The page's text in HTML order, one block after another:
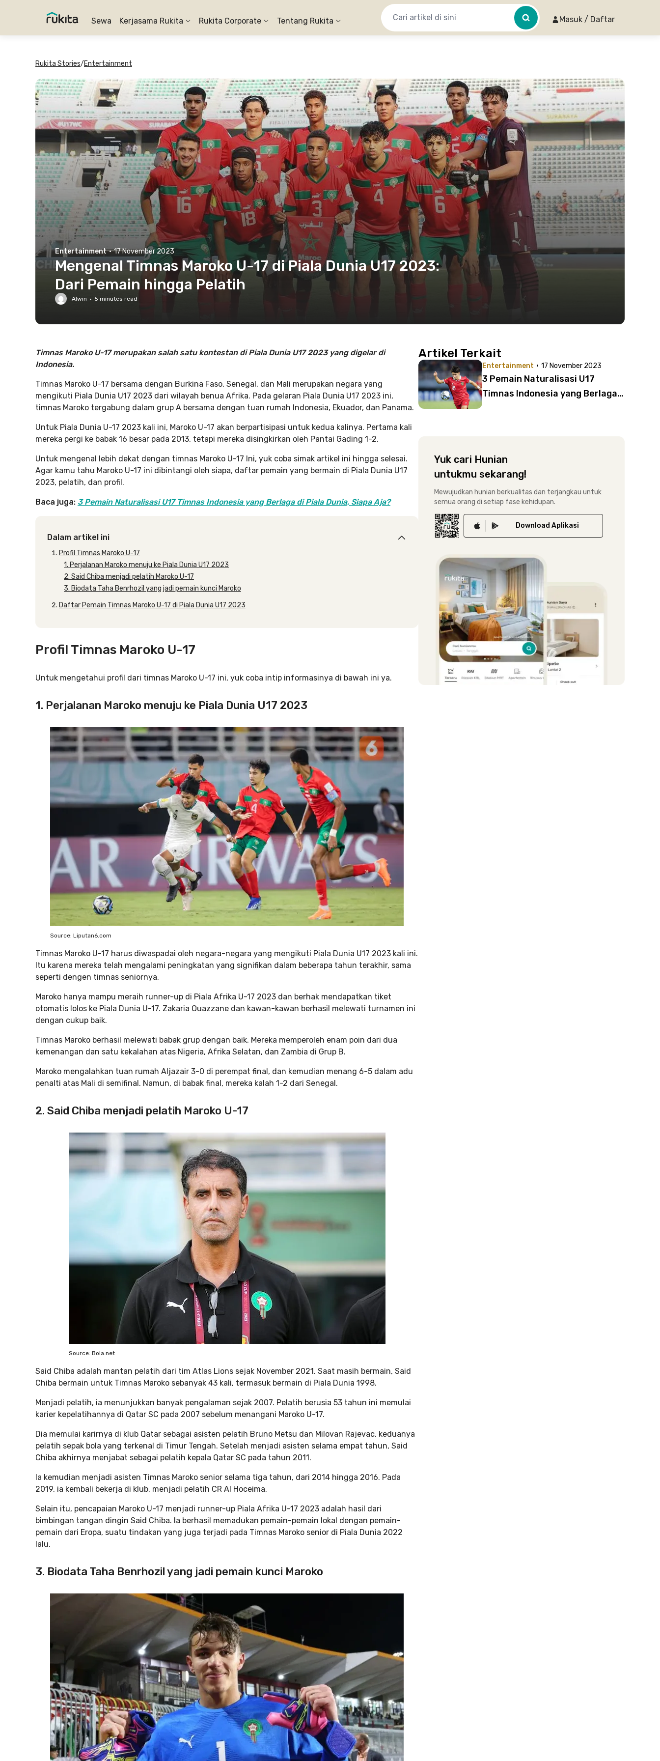
Sewa Kerjasama Rukita Rukita Corporate Tentang Rukita Masuk / Daftar
Rukita Stories/Entertainment
Entertainment · 17 November 2023
Mengenal Timnas Maroko U-17 di Piala Dunia U17 2023:
Dari Pemain hingga Pelatih
Alwin · 5 minutes read
Timnas Maroko U-17 merupakan salah satu kontestan di Piala Dunia U17 2023 yang digelar di
Indonesia.
Timnas Maroko U-17 bersama dengan Burkina Faso, Senegal, dan Mali merupakan negara yang
mengikuti Piala Dunia U17 2023 dari wilayah benua Afrika. Pada gelaran Piala Dunia U17 2023 ini,
timnas Maroko tergabung dalam grup A bersama dengan tuan rumah Indonesia, Ekuador, dan Panama.
Untuk Piala Dunia U-17 2023 kali ini, Maroko U-17 akan berpartisipasi untuk kedua kalinya. Pertama kali
mereka pergi ke babak 16 besar pada 2013, tetapi mereka disingkirkan oleh Pantai Gading 1-2.
Untuk mengenal lebih dekat dengan timnas Maroko U-17 Ini, yuk coba simak artikel ini hingga selesai.
Agar kamu tahu Maroko U-17 ini dibintangi oleh siapa, daftar pemain yang bermain di Piala Dunia U17
2023, pelatih, dan profil.
Baca juga: 3 Pemain Naturalisasi U17 Timnas Indonesia yang Berlaga di Piala Dunia, Siapa Aja?
Dalam artikel ini
Profil Timnas Maroko U-17
1. Perjalanan Maroko menuju ke Piala Dunia U17 2023
2. Said Chiba menjadi pelatih Maroko U-17
3. Biodata Taha Benrhozil yang jadi pemain kunci Maroko
Daftar Pemain Timnas Maroko U-17 di Piala Dunia U17 2023
Profil Timnas Maroko U-17
Untuk mengetahui profil dari timnas Maroko U-17 ini, yuk coba intip informasinya di bawah ini ya.
1. Perjalanan Maroko menuju ke Piala Dunia U17 2023
Source: Liputan6.com
Timnas Maroko U-17 harus diwaspadai oleh negara-negara yang mengikuti Piala Dunia U17 2023 kali ini.
Itu karena mereka telah mengalami peningkatan yang signifikan dalam beberapa tahun terakhir, sama
seperti dengen timnas seniornya.
Maroko hanya mampu meraih runner-up di Piala Afrika U-17 2023 dan berhak mendapatkan tiket
otomatis lolos ke Piala Dunia U-17. Zakaria Ouazzane dan kawan-kawan berhasil melewati turnamen ini
dengan cukup baik.
Timnas Maroko berhasil melewati babak grup dengan baik. Mereka memperoleh enam poin dari dua
kemenangan dan satu kekalahan atas Nigeria, Afrika Selatan, dan Zambia di Grup B.
Maroko mengalahkan tuan rumah Aljazair 3-0 di perempat final, dan kemudian menang 6-5 dalam adu
penalti atas Mali di semifinal. Namun, di babak final, mereka kalah 1-2 dari Senegal.
2. Said Chiba menjadi pelatih Maroko U-17
Source: Bola.net
Said Chiba adalah mantan pelatih dari tim Atlas Lions sejak November 2021. Saat masih bermain, Said
Chiba bermain untuk Timnas Maroko sebanyak 43 kali, termasuk bermain di Piala Dunia 1998.
Menjadi pelatih, ia menunjukkan banyak pengalaman sejak 2007. Pelatih berusia 53 tahun ini memulai
karier kepelatihannya di Qatar SC pada 2007 sebelum menangani Maroko U-17.
Dia memulai karirnya di klub Qatar sebagai asisten pelatih Bruno Metsu dan Milovan Rajevac, keduanya
pelatih sepak bola yang terkenal di Timur Tengah. Setelah menjadi asisten selama empat tahun, Said
Chiba akhirnya menjabat sebagai pelatih kepala Qatar SC pada tahun 2011.
Ia kemudian menjadi asisten Timnas Maroko senior selama tiga tahun, dari 2014 hingga 2016. Pada
2019, ia kembali bekerja di klub, menjadi pelatih CR Al Hoceima.
Selain itu, pencapaian Maroko U-17 menjadi runner-up Piala Afrika U-17 2023 adalah hasil dari
bimbingan tangan dingin Said Chiba. Ia berhasil memadukan pemain-pemain lokal dengan pemain-
pemain dari Eropa, suatu tindakan yang juga terjadi pada Timnas Maroko senior di Piala Dunia 2022
lalu.
3. Biodata Taha Benrhozil yang jadi pemain kunci Maroko
Artikel Terkait
Entertainment · 17 November 2023
3 Pemain Naturalisasi U17
Timnas Indonesia yang Berlaga
Yuk cari Hunian
untukmu sekarang!
Mewujudkan hunian berkualitas dan terjangkau untuk
semua orang di setiap fase kehidupan.
Download Aplikasi